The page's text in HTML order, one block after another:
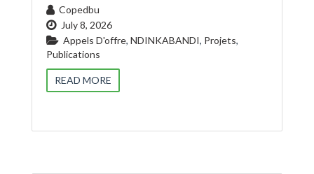
Copedbu
July 8, 2026
Appels D'offre, NDINKABANDI, Projets,
Publications
READ MORE